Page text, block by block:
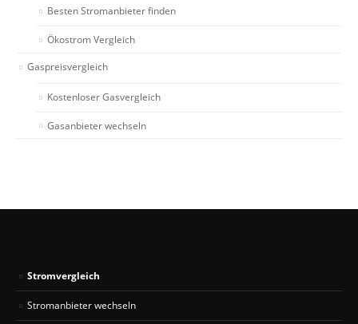
Besten Stromanbieter finden
Ökostrom Vergleich
Gaspreisvergleich
Kostenloser Gasvergleich
Gasanbieter wechseln
Stromvergleich
Stromanbieter wechseln